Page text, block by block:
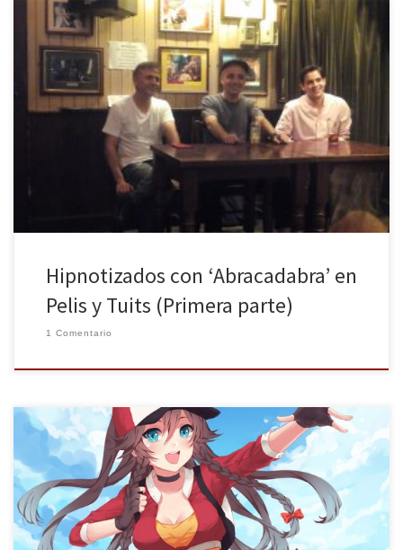
La pasada semana tuvo lugar en The Irish Rover de Madrid el XV
encuentro de Pelis y Tuits, al cual acudieron el director de cine
Pablo Berger y el actor y cómico José Mota, para presentar su
última película, Abracadabra, que se estrenará en los cines el
próximo 4 de […]
Hipnotizados con ‘Abracadabra’ en
Pelis y Tuits (Primera parte)
1 Comentario
Uno de los mayores eventos relacionados con el manga y la
cultura japonesa está a punto de aterrizar en Madrid. Por segunda
vez consecutiva, el recinto ferial Ifema acogerá a los miles de
aficionados de este mundillo cada vez más y más popular,